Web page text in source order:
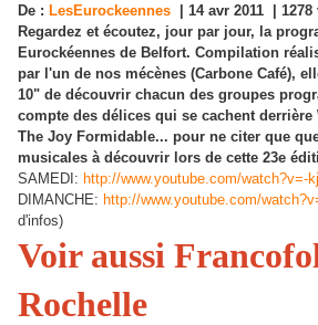
De : LesEurockeennes 14 avr 2011
1278
Regardez et écoutez, jour par jour, la
Eurockéennes de Belfort. Compilation
par l'un de nos mécènes (Carbone Café),
10" de découvrir chacun des groupes
compte des délices qui se cachent derrière
The Joy Formidable... pour ne citer que
musicales à découvrir lors de cette 23e
SAMEDI: http://www.youtube.com/watch?v=-
DIMANCHE: http://www.youtube.com/
d'infos)
Voir aussi
Rochelle